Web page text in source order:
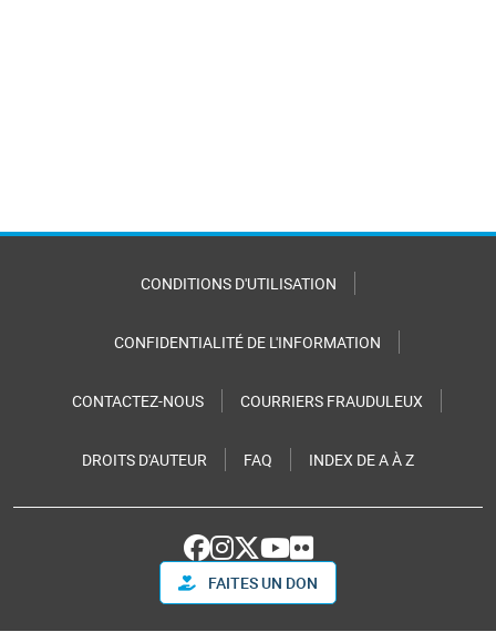
CONDITIONS D'UTILISATION
CONFIDENTIALITÉ DE L'INFORMATION
CONTACTEZ-NOUS COURRIERS FRAUDULEUX
DROITS D'AUTEUR FAQ INDEX DE A À Z
FAITES UN DON